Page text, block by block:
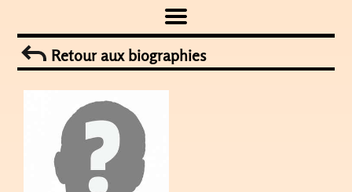
to
contentRetour aux biographies